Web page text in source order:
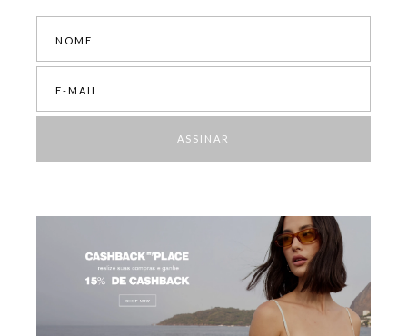
ASSINAR